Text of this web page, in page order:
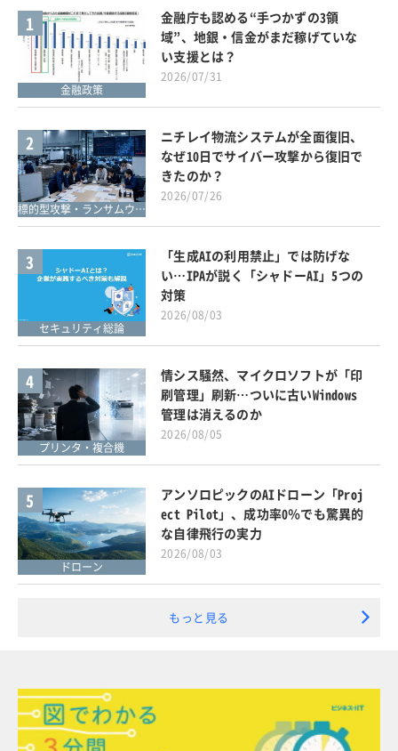
1
金融政策
金融庁も認める“手つかずの3領
域”、地銀・信金がまだ稼げていな
い支援とは？
2026/07/31
2
標的型攻撃・ランサムウェア対策
ニチレイ物流システムが全面復旧、
なぜ10日でサイバー攻撃から復旧で
きたのか？
2026/07/26
3
セキュリティ総論
「生成AIの利用禁止」では防げな
い…IPAが説く「シャドーAI」5つの
対策
2026/08/03
4
プリンタ・複合機
情シス騒然、マイクロソフトが「印
刷管理」刷新…ついに古いWindows
管理は消えるのか
2026/08/05
5
ドローン
アンソロピックのAIドローン「Proj
ect Pilot」、成功率0％でも驚異的
な自律飛行の実力
2026/08/03
もっと見る